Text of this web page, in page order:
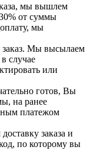
мы вышлем
от суммы
мы
заказ. Мы высылаем
случае
или
готов, Вы
на ранее
платежом
заказа и
по которому вы